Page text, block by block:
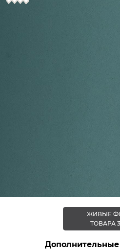
ЖИВЫЕ
ТОВАРА